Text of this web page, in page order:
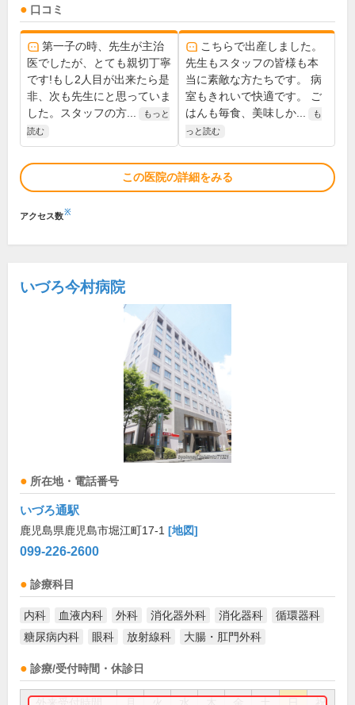
口コミ
第一子の時、先生が主治
医でしたが、とても親切丁寧
です!もし2人目が出来たら是
非、次も先生にと思っていま
した。スタッフの方...
もっと
読む
こちらで出産しました。
先生もスタッフの皆様も本
当に素敵な方たちです。 病
室もきれいで快適です。 ご
はんも毎食、美味しか...
も
っと読む
この医院の詳細をみる
アクセス数※
いづろ今村病院
所在地・電話番号
いづろ通駅
鹿児島県鹿児島市堀江町17-1 [地図]
099-226-2600
診療科目
内科 血液内科 外科 消化器外科 消化器科
循環器科
糖尿病内科
眼科 放射線科 大腸・肛門外科
診療/受付時間・休診日